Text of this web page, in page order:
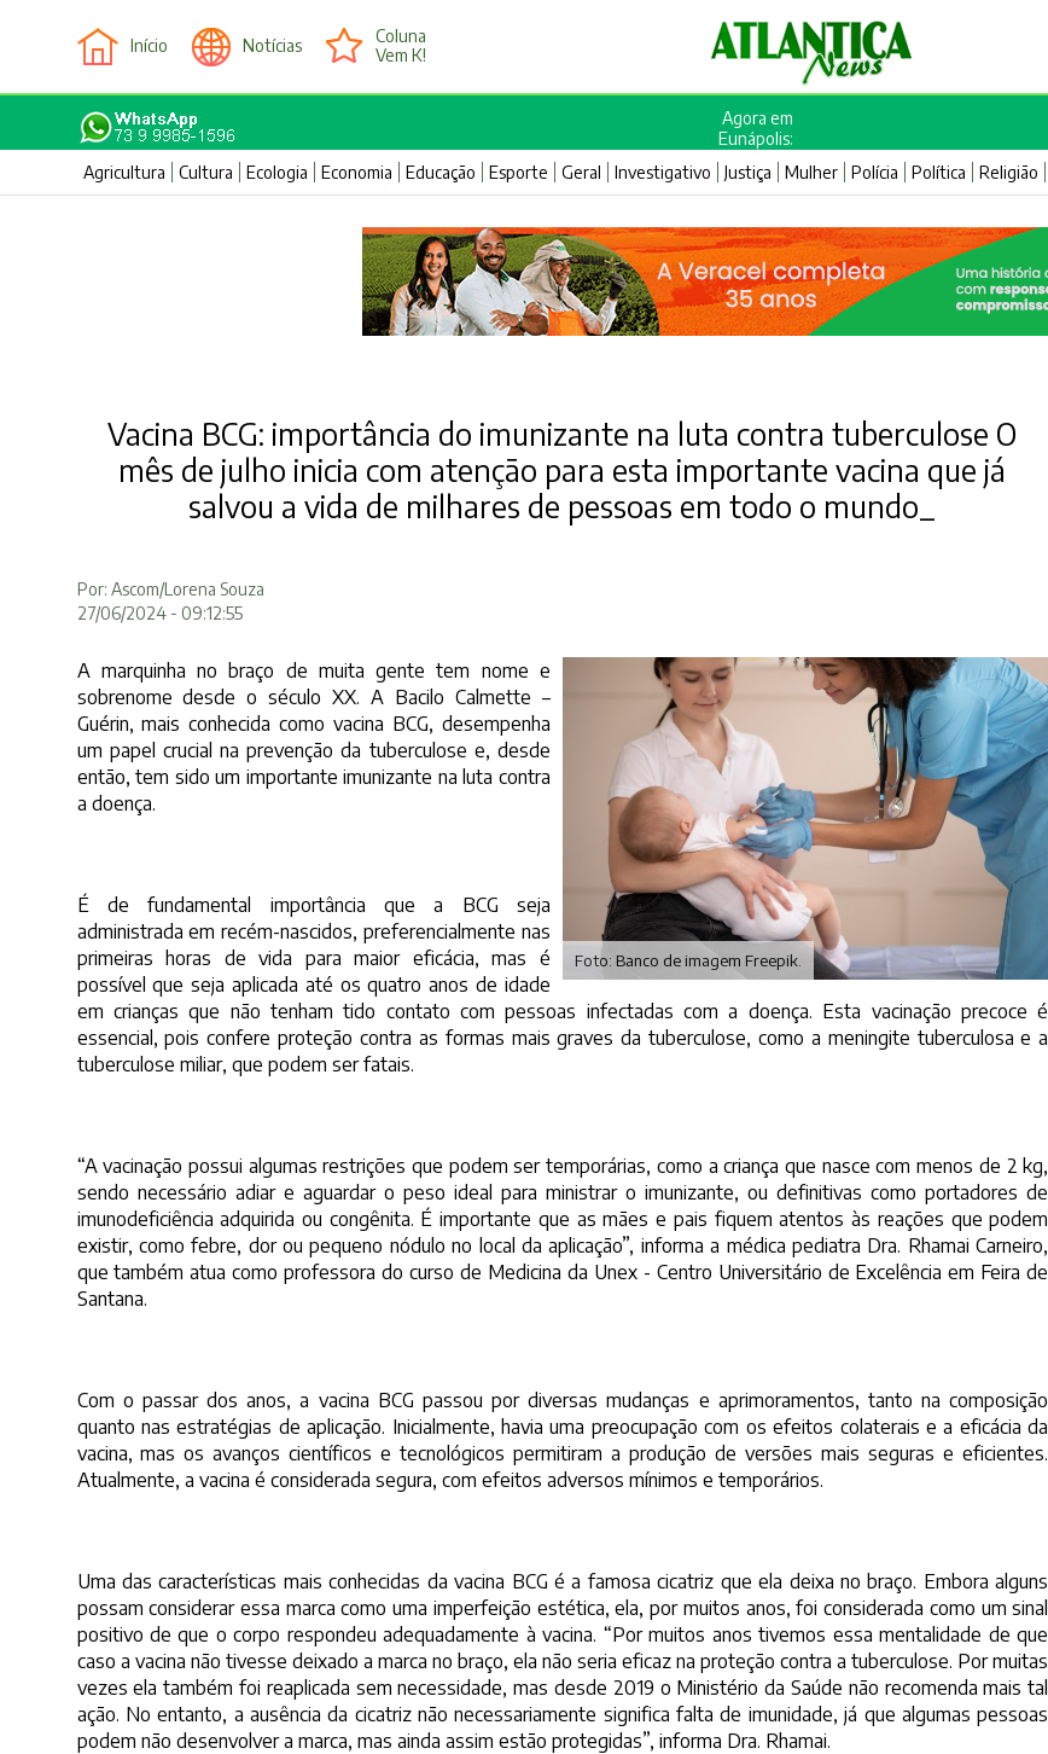
Início Notícias
Coluna
Vem K!
Agora em
Eunápolis:
Agricultura
Cultura Ecologia Economia Educação Esporte Geral Investigativo Justiça Mulher Polícia Política Religião
Vacina BCG: importância do imunizante na luta contra tuberculose O
mês de julho inicia com atenção para esta importante vacina que já
salvou a vida de milhares de pessoas em todo o mundo_
Por: Ascom/Lorena Souza
27/06/2024 - 09:12:55
Foto: Banco de imagem Freepik.
A marquinha no braço de muita gente tem nome e
sobrenome desde o século XX. A Bacilo Calmette –
Guérin, mais conhecida como vacina BCG, desempenha
um papel crucial na prevenção da tuberculose e, desde
então, tem sido um importante imunizante na luta contra
a doença.
É de fundamental importância que a BCG seja
administrada em recém-nascidos, preferencialmente nas
primeiras horas de vida para maior eficácia, mas é
possível que seja aplicada até os quatro anos de idade
em crianças que não tenham tido contato com pessoas infectadas com a doença. Esta vacinação precoce é
essencial, pois confere proteção contra as formas mais graves da tuberculose, como a meningite tuberculosa e a
tuberculose miliar, que podem ser fatais.
“A vacinação possui algumas restrições que podem ser temporárias, como a criança que nasce com menos de 2 kg,
sendo necessário adiar e aguardar o peso ideal para ministrar o imunizante, ou definitivas como portadores de
imunodeficiência adquirida ou congênita. É importante que as mães e pais fiquem atentos às reações que podem
existir, como febre, dor ou pequeno nódulo no local da aplicação”, informa a médica pediatra Dra. Rhamai Carneiro,
que também atua como professora do curso de Medicina da Unex - Centro Universitário de Excelência em Feira de
Santana.
Com o passar dos anos, a vacina BCG passou por diversas mudanças e aprimoramentos, tanto na composição
quanto nas estratégias de aplicação. Inicialmente, havia uma preocupação com os efeitos colaterais e a eficácia da
vacina, mas os avanços científicos e tecnológicos permitiram a produção de versões mais seguras e eficientes.
Atualmente, a vacina é considerada segura, com efeitos adversos mínimos e temporários.
Uma das características mais conhecidas da vacina BCG é a famosa cicatriz que ela deixa no braço. Embora alguns
possam considerar essa marca como uma imperfeição estética, ela, por muitos anos, foi considerada como um sinal
positivo de que o corpo respondeu adequadamente à vacina. “Por muitos anos tivemos essa mentalidade de que
caso a vacina não tivesse deixado a marca no braço, ela não seria eficaz na proteção contra a tuberculose. Por muitas
vezes ela também foi reaplicada sem necessidade, mas desde 2019 o Ministério da Saúde não recomenda mais tal
ação. No entanto, a ausência da cicatriz não necessariamente significa falta de imunidade, já que algumas pessoas
podem não desenvolver a marca, mas ainda assim estão protegidas”, informa Dra. Rhamai.